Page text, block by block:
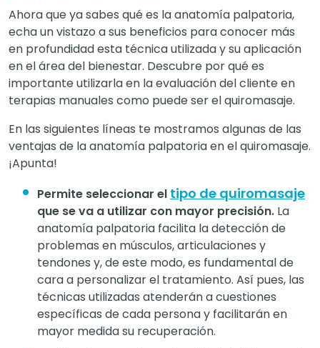
Ahora que ya sabes qué es la anatomía palpatoria,
echa un vistazo a sus beneficios para conocer más
en profundidad esta técnica utilizada y su aplicación
en el área del bienestar. Descubre por qué es
importante utilizarla en la evaluación del cliente en
terapias manuales como puede ser el quiromasaje.
En las siguientes líneas te mostramos algunas de las
ventajas de la anatomía palpatoria en el quiromasaje.
¡Apunta!
Permite seleccionar el tipo de quiromasaje
que se va a utilizar con mayor precisión. La
anatomía palpatoria facilita la detección de
problemas en músculos, articulaciones y
tendones y, de este modo, es fundamental de
cara a personalizar el tratamiento. Así pues, las
técnicas utilizadas atenderán a cuestiones
específicas de cada persona y facilitarán en
mayor medida su recuperación.